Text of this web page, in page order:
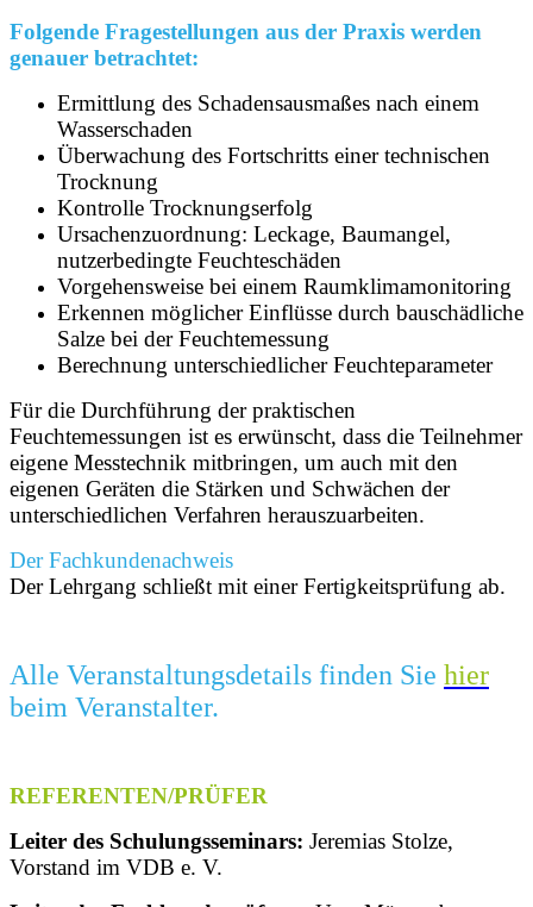
Folgende Fragestellungen aus der Praxis werden
genauer betrachtet:
Ermittlung des Schadensausmaßes nach einem
Wasserschaden
Überwachung des Fortschritts einer technischen
Trocknung
Kontrolle Trocknungserfolg
Ursachenzuordnung: Leckage, Baumangel,
nutzerbedingte Feuchteschäden
Vorgehensweise bei einem Raumklimamonitoring
Erkennen möglicher Einflüsse durch bauschädliche
Salze bei der Feuchtemessung
Berechnung unterschiedlicher Feuchteparameter
Für die Durchführung der praktischen
Feuchtemessungen ist es erwünscht, dass die Teilnehmer
eigene Messtechnik mitbringen, um auch mit den
eigenen Geräten die Stärken und Schwächen der
unterschiedlichen Verfahren herauszuarbeiten.
Der Fachkundenachweis
Der Lehrgang schließt mit einer Fertigkeitsprüfung ab.
Alle Veranstaltungsdetails finden Sie hier
beim Veranstalter.
REFERENTEN/PRÜFER
Leiter des Schulungsseminars: Jeremias Stolze,
Vorstand im VDB e. V.